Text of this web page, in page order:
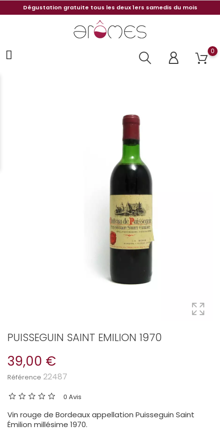
Dégustation gratuite tous les deux 1ers samedis du mois
0
PUISSEGUIN SAINT EMILION 1970
39,00 €
Référence 22487
0 Avis
Vin rouge de Bordeaux appellation Puisseguin Saint
Émilion millésime 1970.